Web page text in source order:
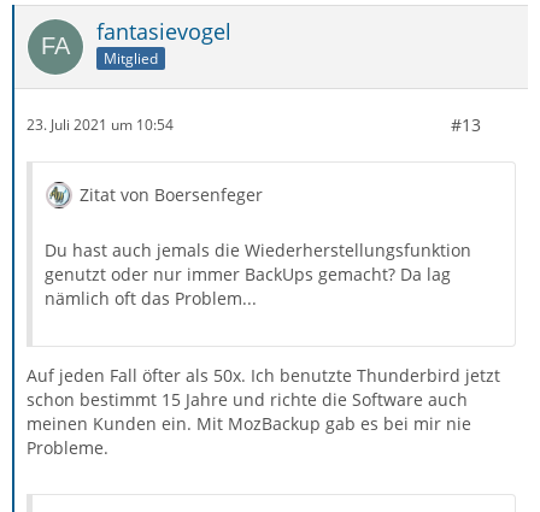
EDV-Oldiefantasievogel
Mitglied
23. Juli 2021 um 10:54 #13
Zitat von Boersenfeger
Du hast auch jemals die Wiederherstellungsfunktion
genutzt oder nur immer BackUps gemacht? Da lag
nämlich oft das Problem...
Auf jeden Fall öfter als 50x. Ich benutzte Thunderbird jetzt
schon bestimmt 15 Jahre und richte die Software auch
meinen Kunden ein. Mit MozBackup gab es bei mir nie
Probleme.